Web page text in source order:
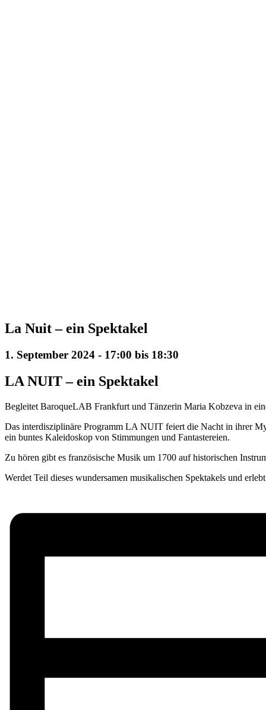
La Nuit – ein Spektakel
1. September 2024 - 17:00 bis 18:30
LA NUIT – ein Spektakel
Begleitet BaroqueLAB Frankfurt und Tänzerin Maria Kobzeva in
Das interdisziplinäre Programm LA NUIT feiert die Nacht in ihrer
ein buntes Kaleidoskop von Stimmungen und Fantastereien.
Zu hören gibt es französische Musik um 1700 auf historischen
Werdet Teil dieses wundersamen musikalischen Spektakels und